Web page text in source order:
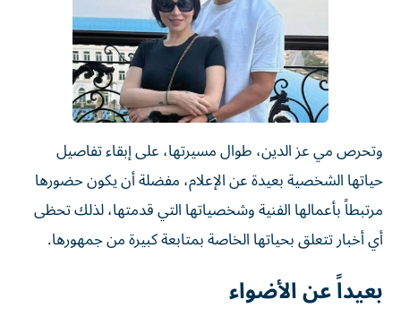
وتحرص مي عز الدين، طوال مسيرتها، على إبقاء تفاصيل
حياتها الشخصية بعيدة عن الإعلام، مفضلة أن يكون حضورها
مرتبطاً بأعمالها الفنية وشخصياتها التي قدمتها، لذلك تحظى
أي أخبار تتعلق بحياتها الخاصة بمتابعة كبيرة من جمهورها.
بعيداً عن الأضواء